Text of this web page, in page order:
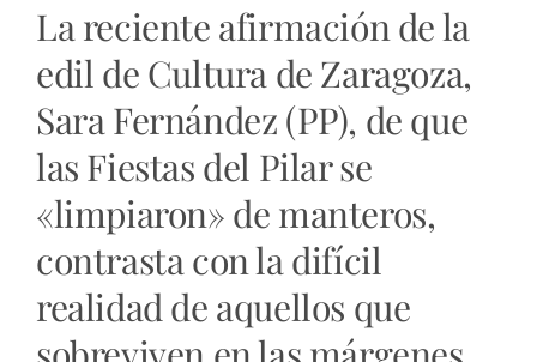
La reciente afirmación de la
edil de Cultura de Zaragoza,
Sara Fernández (PP), de que
las Fiestas del Pilar se
«limpiaron» de manteros,
contrasta con la difícil
realidad de aquellos que